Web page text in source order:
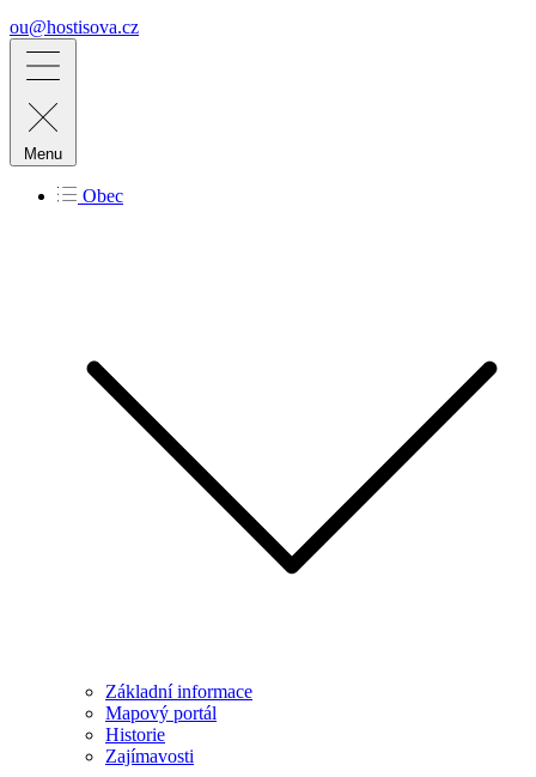
ou@hostisova.cz
Menu
Obec
Základní informace
Mapový portál
Historie
Zajímavosti